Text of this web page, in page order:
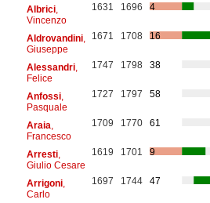
Albrici,
Vincenzo
1631 1696 4
Aldrovandini,
Giuseppe
1671 1708 16
Alessandri,
Felice
1747 1798 38
Anfossi,
Pasquale
1727 1797 58
Araia
Francesco
1709 1770 61
Arresti,
Giulio Cesare
1619 1701 9
Arrigoni,
Carlo
1697 1744 47